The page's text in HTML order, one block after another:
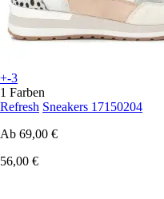
+-3
1 Farben
Refresh Sneakers 17150204
Ab 69,00 €
56,00 €